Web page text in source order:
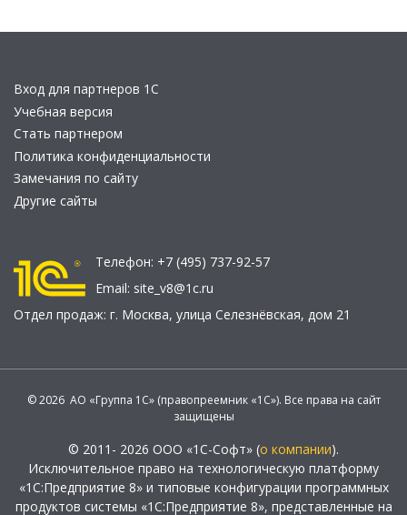
Вход для партнеров 1С
Учебная версия
Стать партнером
Политика конфиденциальности
Замечания по сайту
Другие сайты
Телефон: +7 (495) 737-92-57
Email: site_v8@1c.ru
Отдел продаж: г. Москва, улица Селезнёвская, дом 21
© 2026 АО «Группа 1С» (правопреемник «1С»). Все права на сайт
защищены
© 2011- 2026 ООО «1С-Софт» (о компании).
Исключительное право на технологическую платформу
«1С:Предприятие 8» и типовые конфигурации программных
продуктов системы «1С:Предприятие 8», представленные на